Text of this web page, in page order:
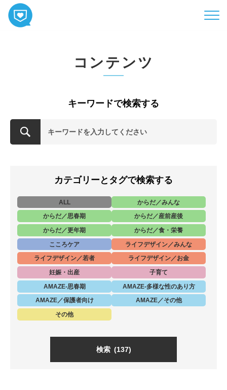
お知らせ
コンテンツ
キーワードで検索する
カテゴリーとタグで検索する
ALL
からだ／みんな
からだ／思春期
からだ／産前産後
からだ／更年期
からだ／食・栄養
こころケア
ライフデザイン／みんな
ライフデザイン／若者
ライフデザイン／お金
妊娠・出産
子育て
AMAZE-思春期
AMAZE-多様な性のあり方
AMAZE／保護者向け
AMAZE／その他
その他
検索 (137)